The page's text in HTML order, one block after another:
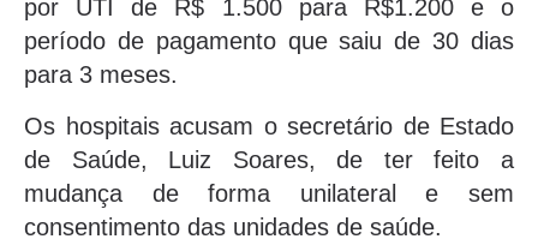
por UTI de R$ 1.500 para R$1.200 e o
período de pagamento que saiu de 30 dias
para 3 meses.
Os hospitais acusam o secretário de Estado
de Saúde, Luiz Soares, de ter feito a
mudança de forma unilateral e sem
consentimento das unidades de saúde.